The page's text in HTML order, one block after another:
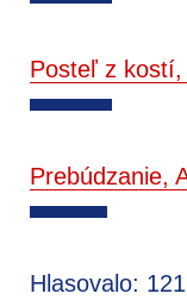
Posteľ z kostí,
Prebúdzanie,
Hlasovalo: 121